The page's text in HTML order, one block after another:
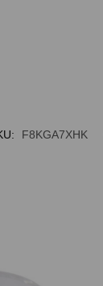
F8KGA7XHK